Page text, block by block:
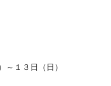
１３日（日）